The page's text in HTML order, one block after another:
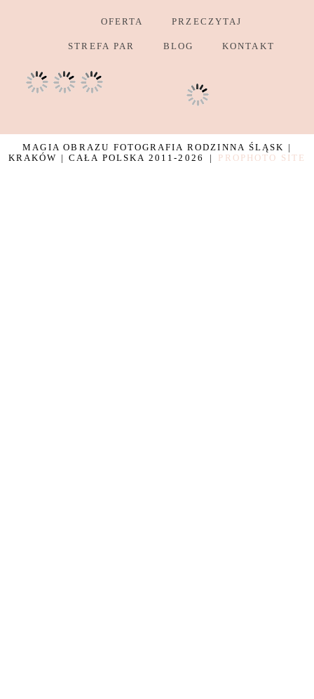
OFERTA PRZECZYTAJ
STREFA PAR BLOG KONTAKT
MAGIA OBRAZU FOTOGRAFIA RODZINNA ŚLĄSK |
KRAKÓW | CAŁA POLSKA 2011-2026
| PROPHOTO SITE